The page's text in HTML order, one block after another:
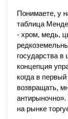
Понимаете, у
таблица
- хром, медь,
государства
концепция
когда в
возвращать,
антирыночно».
на рынке